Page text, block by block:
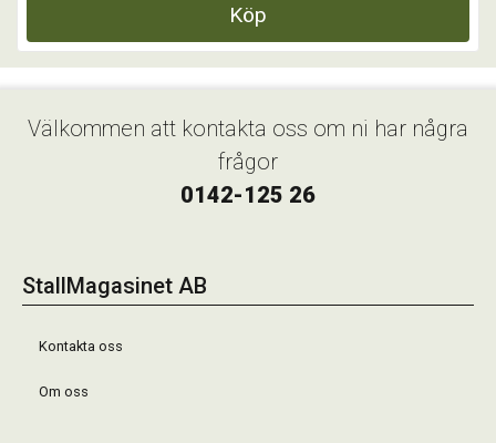
Köp
Välkommen att kontakta oss om ni har några
frågor
0142-125 26
StallMagasinet AB
Kontakta oss
Om oss